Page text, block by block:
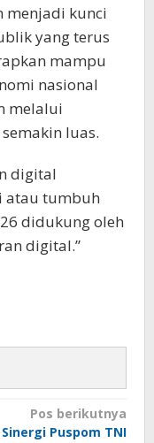
menjadi kunci
yang terus
mampu
nasional
melalui
luas.
digital
atau tumbuh
didukung oleh
digital.”
Pos berikutnya
Sinergi Puspom TNI